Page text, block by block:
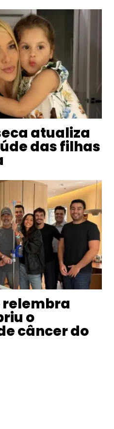
atualiza
das filhas
relembra
o
câncer do